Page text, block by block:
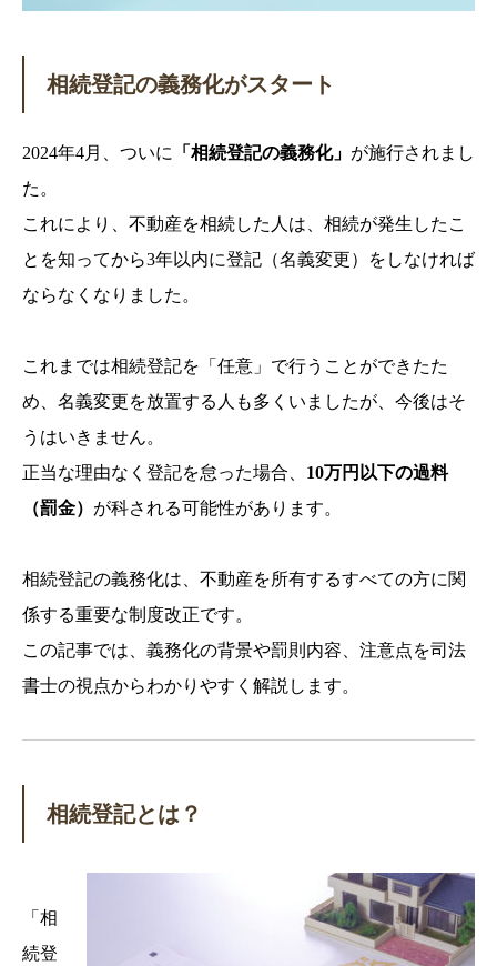
相続登記の義務化がスタート
2024年4月、ついに 「相続登記の義務化」 が施行されまし
た。
これにより、不動産を相続した人は、相続が発生したこ
とを知ってから3年以内に登記（名義変更）をしなければ
ならなくなりました。
これまでは相続登記を「任意」で行うことができたた
め、名義変更を放置する人も多くいましたが、今後はそ
うはいきません。
正当な理由なく登記を怠った場合、 10万円以下の過料
（罰金） が科される可能性があります。
相続登記の義務化は、不動産を所有するすべての方に関
係する重要な制度改正です。
この記事では、義務化の背景や罰則内容、注意点を司法
書士の視点からわかりやすく解説します。
相続登記とは？
「相
続登